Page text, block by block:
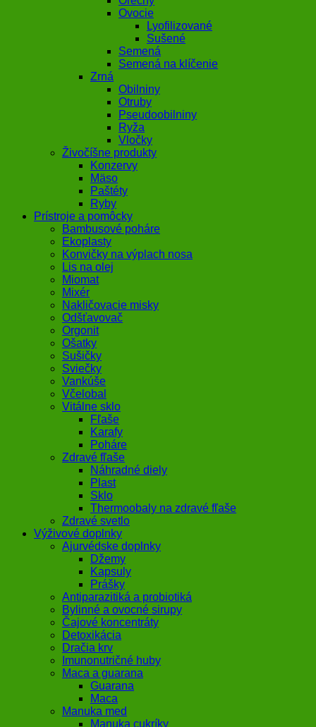
Ovocie
Lyofilizované
Sušené
Semená
Semená na klíčenie
Zrná
Obilniny
Otruby
Pseudoobilniny
Ryža
Vločky
Živočíšne produkty
Konzervy
Mäso
Paštéty
Ryby
Prístroje a pomôcky
Bambusové poháre
Ekoplasty
Konvičky na výplach nosa
Lis na olej
Miomat
Mixér
Nakličovacie misky
Odšťavovač
Orgonit
Ošatky
Sušičky
Sviečky
Vankúše
Včelobal
Vitálne sklo
Fľaše
Karafy
Poháre
Zdravé fľaše
Náhradné diely
Plast
Sklo
Thermoobaly na zdravé fľaše
Zdravé svetlo
Výživové doplnky
Ajurvédske doplnky
Džemy
Kapsuly
Prášky
Antiparazitiká a probiotiká
Bylinné a ovocné sirupy
Čajové koncentráty
Detoxikácia
Dračia krv
Imunonutričné huby
Maca a guarana
Guarana
Maca
Manuka med
Manuka cukríky